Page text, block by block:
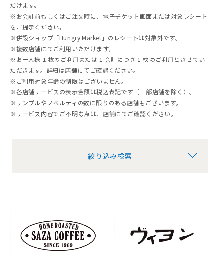
だけます。
※お会計前もしくはご注文時に、電子チケット画面または対象レシート
をご提示ください。
※併設ショップ「Hungry Market」のレシートは対象外です。
※複数店舗にてご利用いただけます。
※お一人様 1 枚のご利用または 1 会計につき 1 枚のご利用とさせてい
ただきます。詳細は店舗にてご確認ください。
※ご利用対象年齢の制限はございません。
※各店舗サービスの表示金額は税込表記です（一部店舗を除く）。
※サンプルやノベルティの数に限りのある店舗もございます。
※サービス内容でご不明な点は、店舗にてご確認ください。
絞り込み検索